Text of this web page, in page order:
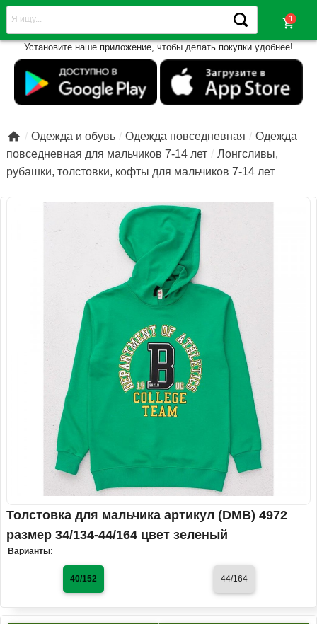
shopping_cart
Установите наше приложение, чтобы делать покупки удобнее!
 Одежда и обувь Одежда повседневная
Одежда
повседневная для мальчиков 7-14 лет
Лонгсливы,
рубашки, толстовки, кофты для мальчиков 7-14 лет
Толстовка для мальчика артикул (DMB) 4972
размер 34/134-44/164 цвет зеленый
Варианты:
40/152 44/164